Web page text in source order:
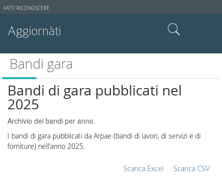
Strumenti
FATTI RICONOSCERE
Aggiornàti
Cerca nel sito
Ricerca avanzata…
Bandi gara
Bandi di gara pubblicati nel
2025
Archivio dei bandi per anno.
I bandi di gara pubblicati da Arpae (bandi di lavori, di servizi e di
forniture) nell'anno 2025.
Scarica Excel Scarica CSV